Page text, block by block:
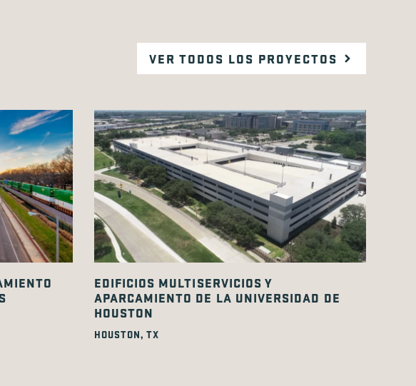
VER TODOS LOS PROYECTOS
EDIFICIOS MULTISERVICIOS Y
APARCAMIENTO DE LA UNIVERSIDAD DE
HOUSTON
HOUSTON, TX